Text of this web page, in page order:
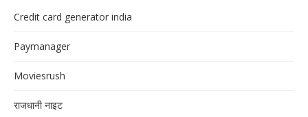
Credit card generator india
Paymanager
Moviesrush
राजधानी नाइट